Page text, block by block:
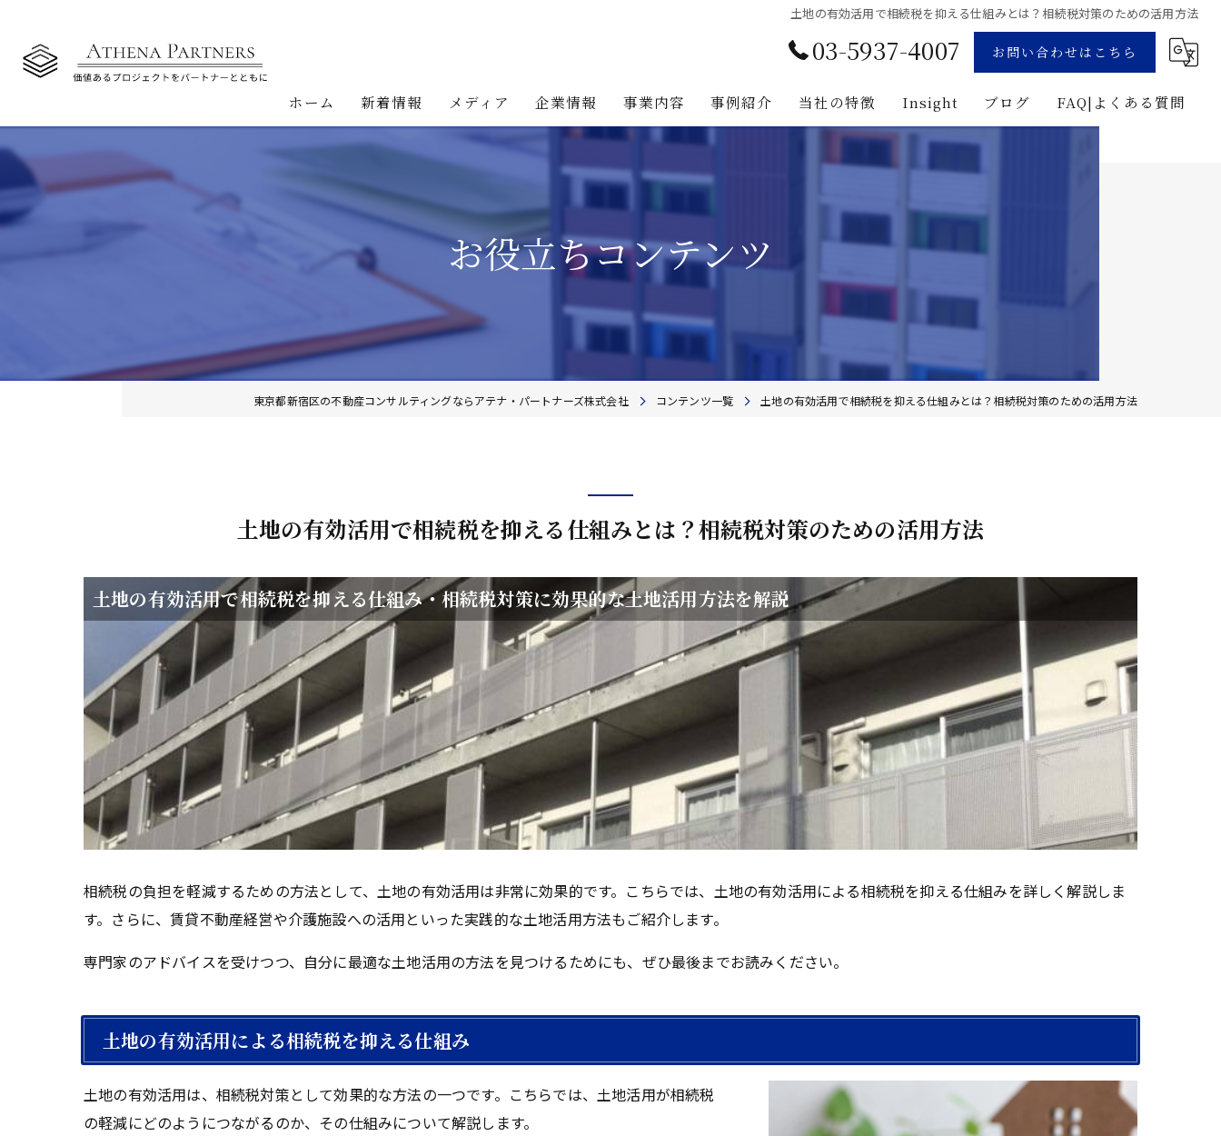
土地の有効活用で相続税を抑える仕組みとは？相続税対策のための活用方法
03-5937-4007 お問い合わせはこちら
ホーム 新着情報 メディア 企業情報
アテナ・パートナーズの強み
代表挨拶
経営理念
事業内容
プロジェクト・マネジメント事業
不動産コンサルティング事業
不動産事業
地主様・資産家向けサービス
事例紹介 当社の特徴
コンサルティング
企画
プロジェクト・マネジメント
Insight ブログ FAQ|よくある質問
お役立ちコンテンツ
東京都新宿区の不動産コンサルティングならアテナ・パートナーズ株式会社 コンテンツ一覧 土地の有効活用で相続税を抑える仕組みとは？相続税対策のための活用方法
土地の有効活用で相続税を抑える仕組みとは？相続税対策のための活用方法
土地の有効活用で相続税を抑える仕組み・相続税対策に効果的な土地活用方法を解説
相続税の負担を軽減するための方法として、土地の有効活用は非常に効果的です。こちらでは、土地の有効活用による相続税を抑える仕組みを詳しく解説しま
す。さらに、賃貸不動産経営や介護施設への活用といった実践的な土地活用方法もご紹介します。
専門家のアドバイスを受けつつ、自分に最適な土地活用の方法を見つけるためにも、ぜひ最後までお読みください。
土地の有効活用による相続税を抑える仕組み
土地の有効活用は、相続税対策として効果的な方法の一つです。こちらでは、土地活用が相続税
の軽減にどのようにつながるのか、その仕組みについて解説します。